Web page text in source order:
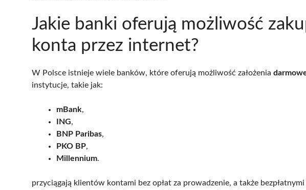
Jakie banki oferują możliwość
konta przez internet?
W Polsce istnieje wiele banków, które oferują możliwość założenia
instytucje, takie jak:
mBank,
ING,
BNP Paribas,
PKO BP,
Millennium.
przyciągają klientów kontami bez opłat za prowadzenie, a także